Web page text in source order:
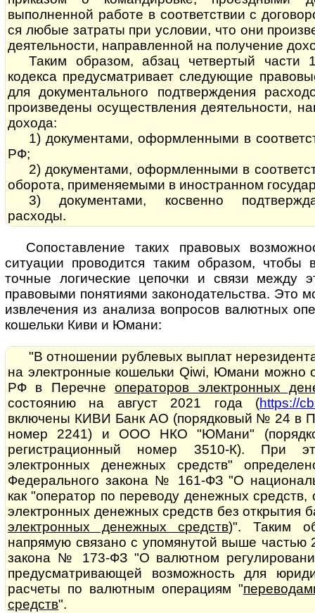
выполненной работе в соответствии с
ся любые затраты при условии, что они
деятельности, направленной на получение
Таким образом, абзац четвертый части
кодекса предусматривает следующие
для документального подтверждения
произведены осуществления деятельности,
дохода:
1) документами, оформленными в
РФ;
2) документами, оформленными в
оборота, применяемыми в иностранном
3) документами, косвенно
расходы.
Сопоставление таких правовых
ситуации проводится таким образом, чтобы
точные логические цепочки и связи между
правовыми понятиями законодательства. Это
извлечения из анализа вопросов валютных
кошельки Киви и Юмани:
"В отношении рублевых выплат
на электронные кошельки Qiwi, Юмани можно
РФ в Перечнеоператоров электронных
состоянию на август 2021 года (https://
включены КИВИ Банк АО (порядковый № 24 в
номер 2241) и ООО НКО "ЮМани"
регистрационный номер 3510-К). При
электронных денежных средств"
Федерального закона № 161-ФЗ "О
как "оператор по переводу денежных
электронных денежных средств без открытия
электронных денежных средств)". Таким
напрямую связано с упомянутой выше частью
закона № 173-ФЗ "О валютном
предусматривающей возможность для
расчеты по валютным операциям "
средств".